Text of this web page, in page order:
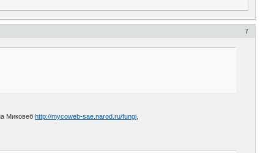
7
Миковебhttp://mycoweb-sae.narod.ru/fungi